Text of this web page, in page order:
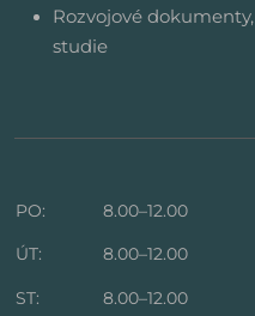
Rozvojové dokumenty,
studie
PO: 8.00–12.00
ÚT:
8.00–12.00
ST:
8.00–12.00